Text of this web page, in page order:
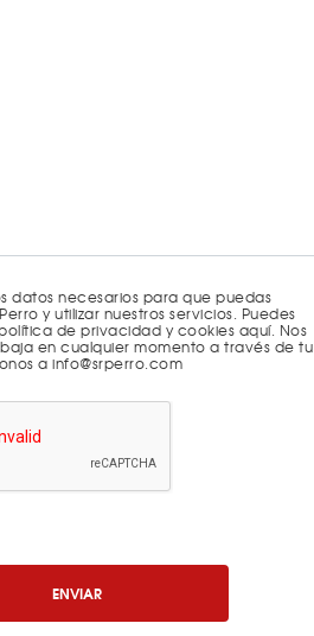
datos necesarios para que puedas
y utilizar nuestros servicios. Puedes
de privacidad y cookies aquí. Nos
en cualquier momento a través de tu
a info@srperro.com
ENVIAR